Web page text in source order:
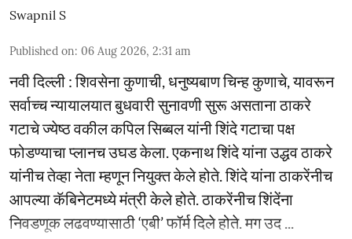
Swapnil S
Published on: 06 Aug 2026, 2:31 am
नवी दिल्ली : शिवसेना कुणाची, धनुष्यबाण चिन्ह कुणाचे, यावरून
सर्वाच्च न्यायालयात बुधवारी सुनावणी सुरू असताना ठाकरे
गटाचे ज्येष्ठ वकील कपिल सिब्बल यांनी शिंदे गटाचा पक्ष
फोडण्याचा प्लानच उघड केला. एकनाथ शिंदे यांना उद्धव ठाकरे
यांनीच तेव्हा नेता म्हणून नियुक्त केले होते. शिंदे यांना ठाकरेंनीच
आपल्या कॅबिनेटमध्ये मंत्री केले होते. ठाकरेंनीच शिंदेंना
निवडणूक लढवण्यासाठी ‘एबी’ फॉर्म दिले होते. मग उद ...